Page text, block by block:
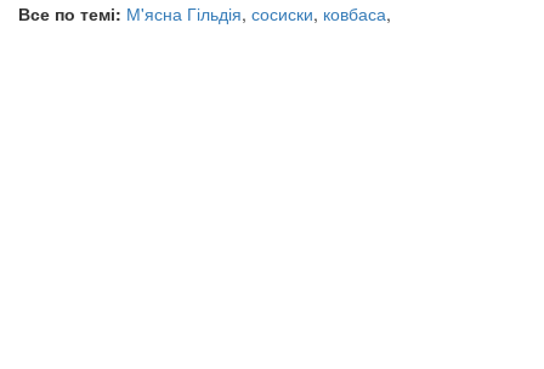
Все по темі: М'ясна Гільдія, сосиски, ковбаса,